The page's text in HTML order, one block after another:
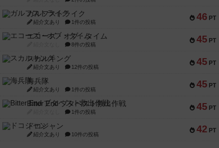
46 PT
ガルフストライク
紹介文あり 1件の投稿
45 PT
エコーズ・オブ・タイム
8件の投稿
45 PT
スカルキング
紹介文あり 12件の投稿
45 PT
海兵隊
紹介文あり 1件の投稿
45 PT
Bitter End ブタペスト救出作戦
1件の投稿
42 PT
ドコジャン
紹介文あり 10件の投稿